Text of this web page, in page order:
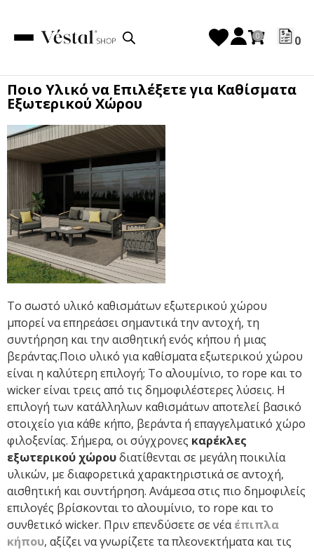
0
Ποιο Υλικό να Επιλέξετε για Καθίσματα
Εξωτερικού Χώρου
Το σωστό υλικό καθισμάτων εξωτερικού χώρου
μπορεί να επηρεάσει σημαντικά την αντοχή, τη
συντήρηση και την αισθητική ενός κήπου ή μιας
βεράντας.Ποιο υλικό για καθίσματα εξωτερικού χώρου
είναι η καλύτερη επιλογή; Το αλουμίνιο, το rope και το
wicker είναι τρεις από τις δημοφιλέστερες λύσεις. Η
επιλογή των κατάλληλων καθισμάτων αποτελεί βασικό
στοιχείο για κάθε κήπο, βεράντα ή επαγγελματικό χώρο
φιλοξενίας. Σήμερα, οι σύγχρονες καρέκλες
εξωτερικού χώρουδιατίθενται σε μεγάλη ποικιλία
υλικών, με διαφορετικά χαρακτηριστικά σε αντοχή,
αισθητική και συντήρηση. Ανάμεσα στις πιο δημοφιλείς
επιλογές βρίσκονται το αλουμίνιο, το rope και το
συνθετικό wicker. Πριν επενδύσετε σε νέα έπιπλα
κήπου, αξίζει να γνωρίζετε τα πλεονεκτήματα και τις